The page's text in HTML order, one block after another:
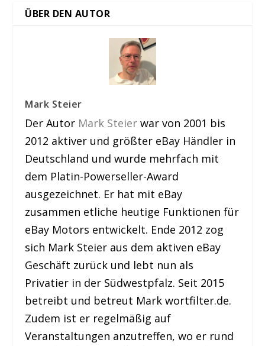
ÜBER DEN AUTOR
Mark Steier
Der Autor Mark Steier war von 2001 bis
2012 aktiver und größter eBay Händler in
Deutschland und wurde mehrfach mit
dem Platin-Powerseller-Award
ausgezeichnet. Er hat mit eBay
zusammen etliche heutige Funktionen für
eBay Motors entwickelt. Ende 2012 zog
sich Mark Steier aus dem aktiven eBay
Geschäft zurück und lebt nun als
Privatier in der Südwestpfalz. Seit 2015
betreibt und betreut Mark wortfilter.de.
Zudem ist er regelmäßig auf
Veranstaltungen anzutreffen, wo er rund